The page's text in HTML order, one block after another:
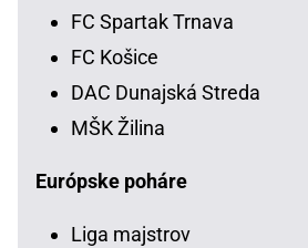
FC Spartak Trnava
FC Košice
DAC Dunajská Streda
MŠK Žilina
Európske poháre
Liga majstrov